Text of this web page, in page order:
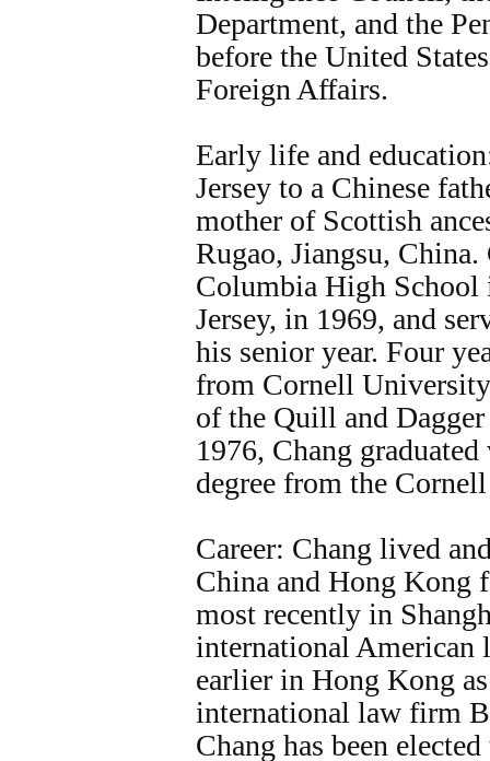
Department, and the
before the United
Foreign Affairs.
Early life and
Jersey to a Chinese
mother of Scottish
Rugao, Jiangsu,
Columbia High
Jersey, in 1969, and
his senior year. Four
from Cornell
of the Quill and
1976, Chang
degree from the
Career: Chang lived
China and Hong Kong
most recently in
international American
earlier in Hong Kong
international law firm
Chang has been